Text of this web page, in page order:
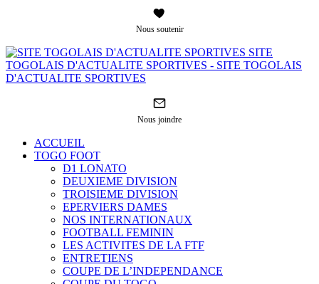
Nous soutenir
SITE
TOGOLAIS D'ACTUALITE SPORTIVES - SITE TOGOLAIS
D'ACTUALITE SPORTIVES
Nous joindre
ACCUEIL
TOGO FOOT
D1 LONATO
DEUXIEME DIVISION
TROISIEME DIVISION
EPERVIERS DAMES
NOS INTERNATIONAUX
FOOTBALL FEMININ
LES ACTIVITES DE LA FTF
ENTRETIENS
COUPE DE L’INDEPENDANCE